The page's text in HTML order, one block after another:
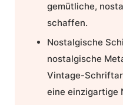
gemütliche,
schaffen.
Nostalgische
nostalgische
Vintage-
eine einzigartige